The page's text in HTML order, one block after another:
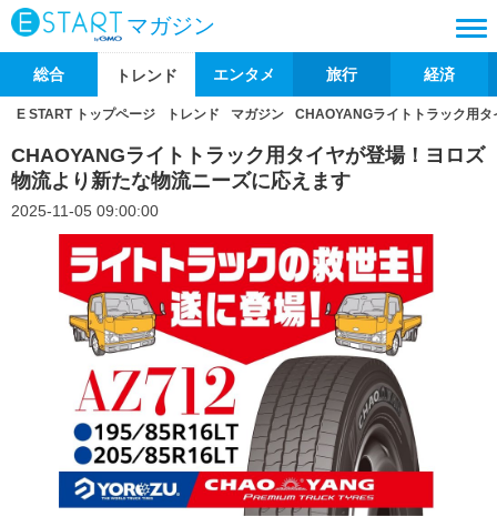
マガジン
総合 トレンド エンタメ 旅行 経済
E START トップページ トレンド マガジン CHAOYANGライトトラック用
CHAOYANGライトトラック用タイヤが登場！ヨロズ
物流より新たな物流ニーズに応えます
2025-11-05 09:00:00